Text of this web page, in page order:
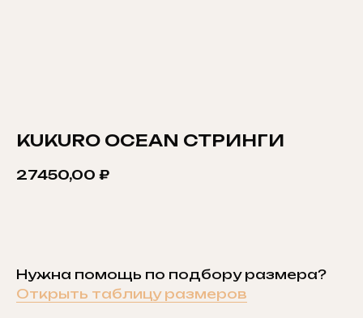
KUKURO OCEAN СТРИНГИ
27450,00 ₽
Нужна помощь по подбору размера?
Открыть таблицу размеров